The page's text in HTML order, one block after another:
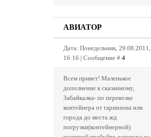
АВИАТОР
Дата: Понедельник, 29.08.2011,
16:16 | Сообщение # 4
Всем привет! Маленькое
дополнение к сказанному,
Забайкалка- по перевозке
контейнера от гарнизона или
города до места жд
погрузки(контейнерной)